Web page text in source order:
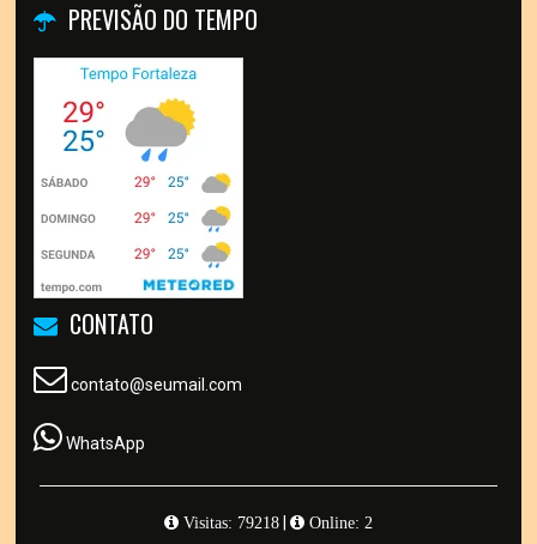
PREVISÃO DO TEMPO
CONTATO
contato@seumail.com
WhatsApp
Visitas: 79218| Online: 2